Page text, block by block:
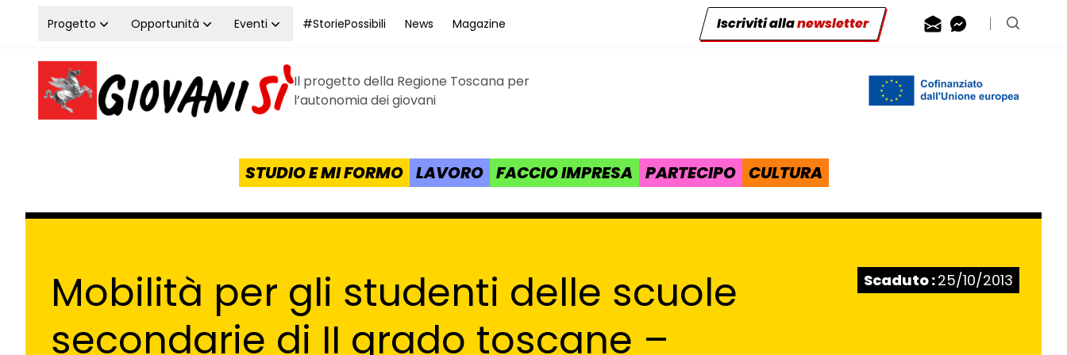
Vai al contenuto
Progetto Opportunità Eventi #StoriePossibili News Magazine Iscriviti allanewsletter Contattaci via
Contattaci
Cerca
Homepage Giovanisì - Progetto della Regione Toscana
Il progetto della Regione Toscana per
l’autonomia dei giovani
STUDIO E MI FORMO LAVORO FACCIO IMPRESA PARTECIPO CULTURA
Mobilità per gli studenti delle scuole
secondarie di II grado toscane –
Stato:
Scaduto :25/10/2013